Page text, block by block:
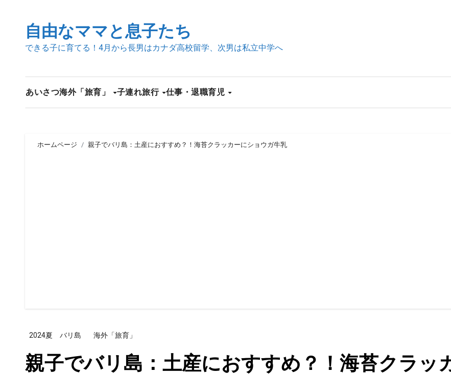
自由なママと息子たち
できる子に育てる！4月から長男はカナダ高校留学、次男は私立中学へ
あいさつ海外「旅育」 子連れ旅行 仕事・退職育児
ホームページ 親子でバリ島：土産におすすめ？！海苔クラッカーにショウガ牛乳
2024夏 バリ島 海外「旅育」
親子でバリ島：土産におすすめ？！海苔クラッ